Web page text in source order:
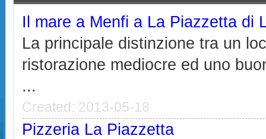
Il mare a Menfi a La Piazzetta di
La principale distinzione tra un
ristorazione mediocre ed uno
...
Created: 2013-05-18
Pizzeria La Piazzetta